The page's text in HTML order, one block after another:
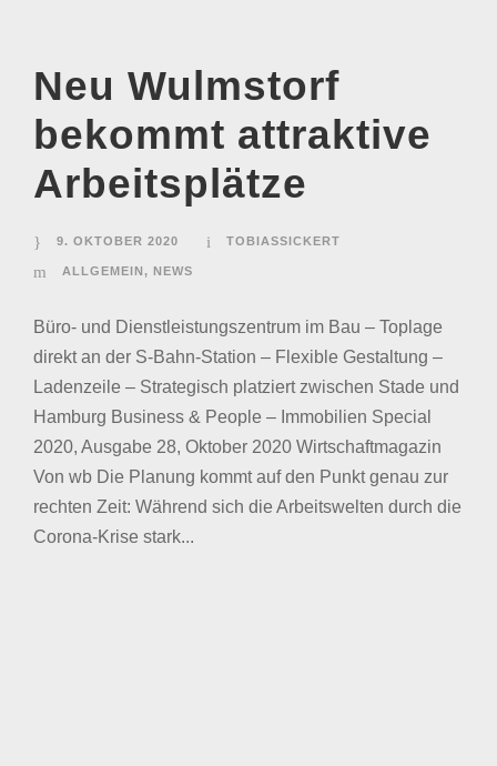
Neu Wulmstorf
bekommt attraktive
Arbeitsplätze
9. OKTOBER 2020 TOBIASSICKERT
ALLGEMEIN , NEWS
Büro- und Dienstleistungszentrum im Bau – Toplage
direkt an der S-Bahn-Station – Flexible Gestaltung –
Ladenzeile – Strategisch platziert zwischen Stade und
Hamburg Business & People – Immobilien Special
2020, Ausgabe 28, Oktober 2020 Wirtschaftmagazin
Von wb Die Planung kommt auf den Punkt genau zur
rechten Zeit: Während sich die Arbeitswelten durch die
Corona-Krise stark...